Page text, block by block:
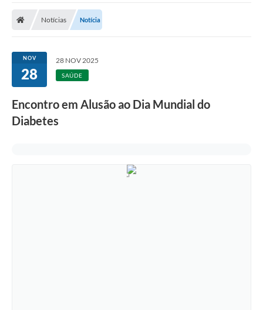
Notícias Notícia
NOV
28
28 NOV 2025
SAÚDE
Encontro em Alusão ao Dia Mundial do
Diabetes